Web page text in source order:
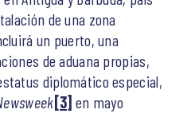
de una zona
un puerto, una
de aduana propias,
diplomático especial,
[3] en mayo